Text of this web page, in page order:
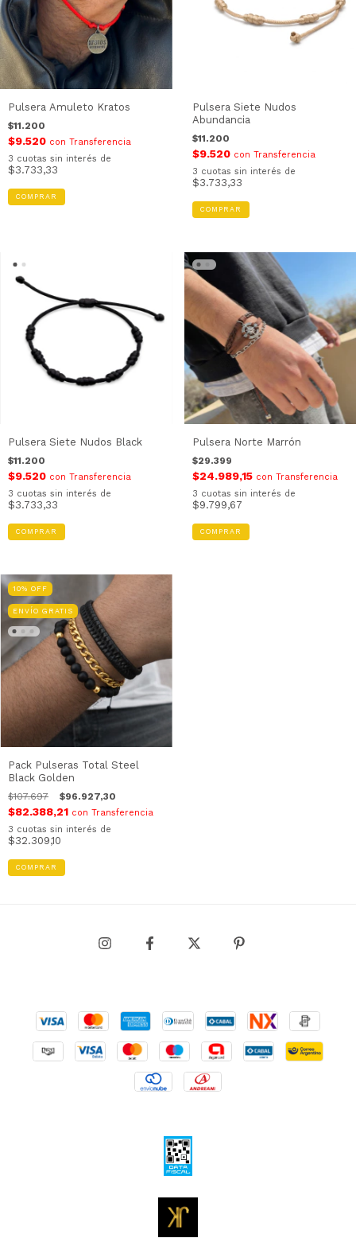
Pulsera Amuleto Kratos
$11.200
$9.520 con Transferencia
3 cuotas sin interés de
$3.733,33
Pulsera Siete Nudos
Abundancia
$11.200
$9.520 con Transferencia
3 cuotas sin interés de
$3.733,33
Pulsera Siete Nudos Black
$11.200
$9.520 con Transferencia
3 cuotas sin interés de
$3.733,33
Pulsera Norte Marrón
$29.399
$24.989,15 con Transferencia
3 cuotas sin interés de
$9.799,67
COMPRAR
10% OFF
ENVÍO GRATIS
Pack Pulseras Total Steel
Black Golden
$107.697 $96.927,30
$82.388,21 con Transferencia
3 cuotas sin interés de
$32.309,10
COMPRAR